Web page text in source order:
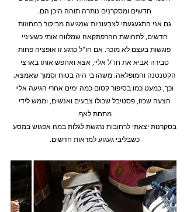
חדשים ומסקרנים נותרה תוהה היכן הם.
גם אני התגעגעתי לצבעוניות שמגיעה מביקור במחוזות
חדשים, לתחושת ההרפתקאה שמלווה אותי כשעיניי
פוגשות בעצם לא מוכר. אם חו"ל כרגע זו אופציה פחות
סבירה אביא את חו"ל אליי, אצא ואחפש אותו בארצי
הקטנטנה והמופלאה. משהו בי היה בטוח וסמוך שאמצא.
וכך, כמעט כמו בסיפור קסום כמה ימים אחרי הגיעה אליי
הצעה שכזו, פסטיבל שכולו צבעים ואנשים, וממש לידי
מתחת לאף.
בסקרנות יצאתי לרחובות נרגשת לגלות במה אפגוש במסע
כשבליבי געגוע למראות חדשים.